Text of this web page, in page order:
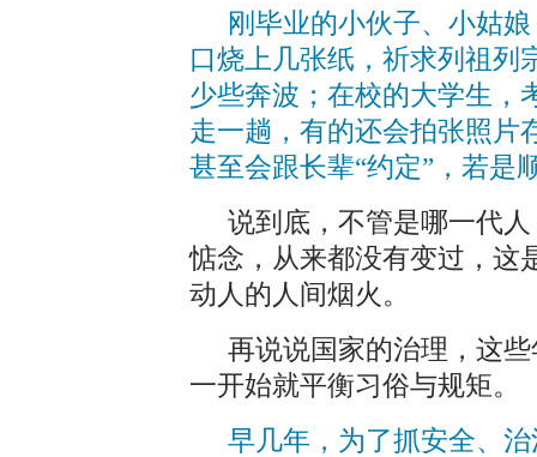
刚毕业的小伙子、小姑
口烧上几张纸，祈求列祖列
少些奔波；在校的大学生，
走一趟，有的还会拍张照片
甚至会跟长辈“约定”，若是
说到底，不管是哪一代
惦念，从来都没有变过，这
动人的人间烟火。
再说说国家的治理，这
一开始就平衡习俗与规矩。
早几年，为了抓安全、